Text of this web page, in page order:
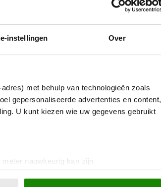
instellingen Over
met behulp van technologieën zoals
gepersonaliseerde advertenties en content,
U kunt kiezen wie uw gegevens gebruikt
nauwkeurig kan zijn
(fingerprinting)